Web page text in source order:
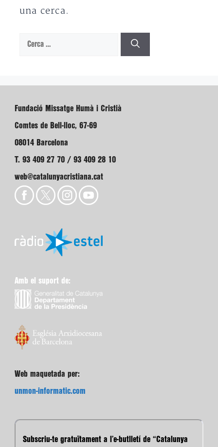
una cerca.
Cerca:
Fundació Missatge Humà i Cristià
Comtes de Bell-lloc, 67-69
08014 Barcelona
T. 93 409 27 70 / 93 409 28 10
web@catalunyacristiana.cat
Amb el suport de:
Web maquetada per:
unmon-informatic.com
Subscriu-te gratuïtament a l’e-butlletí de “Catalunya